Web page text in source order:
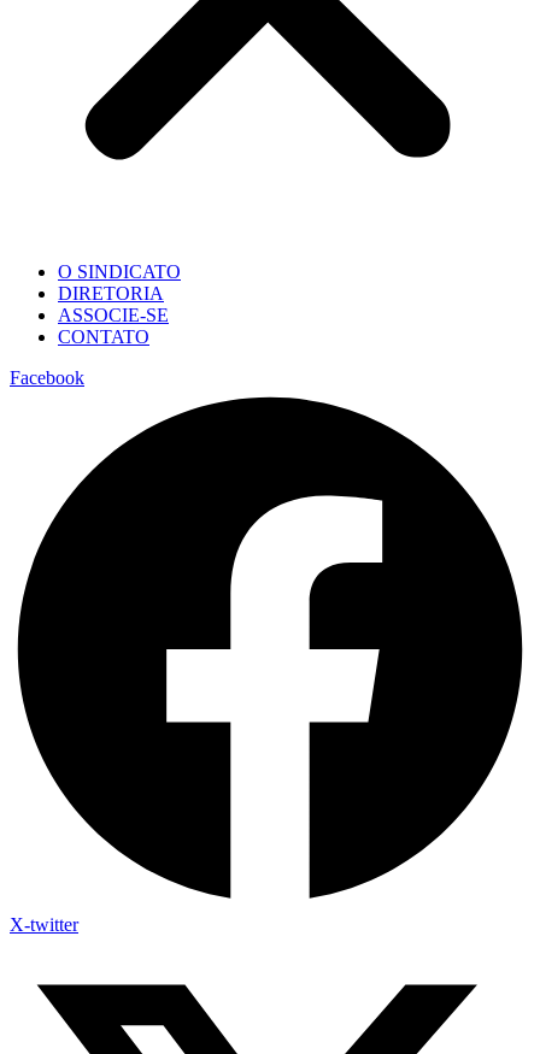
O SINDICATO
DIRETORIA
ASSOCIE-SE
CONTATO
Facebook
X-twitter